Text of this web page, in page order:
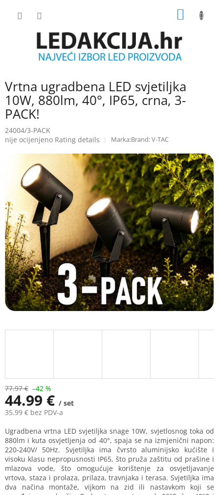
Vrtna ugradbena LED svjetiljka
10W, 880lm, 40°, IP65, crna, 3-
PACK!
24004/3-PACK
The
out
of
5
stars.
nije ocijenjeno Rating details Brand:V-TAC
77.97 € –42 %
44.99 € / set
35.99 € bez PDV-a
Measure
price:
Ugradbena vrtna LED svjetiljka snage 10W, svjetlosnog toka od
880lm i kuta osvjetljenja od 40°, spaja se na izmjenični napon:
220-240V/ 50Hz. Svjetiljka ima čvrsto aluminijsko kućište i
visoku klasu nepropusnosti IP65, što pruža zaštitu od prašine i
mlazova vode, što omogućuje korištenje za osvjetljavanje
vrtova, staza i prolaza, prilaza, travnjaka i terasa. Svjetiljka ima
dva načina montaže, vijkom na zid ili nastavkom koji se